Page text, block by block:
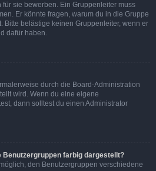
für sie bewerben. Ein Gruppenleiter muss
Er könnte fragen, warum du in die Gruppe
Bitte belästige keinen Gruppenleiter, wenn er
dafür haben.
durch die Board-Administration
wird. Wenn du eine eigene
dann solltest du einen Administrator
Benutzergruppen farbig dargestellt?
den Benutzergruppen verschiedene